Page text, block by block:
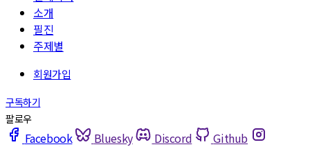
소개
필진
주제별
Facebook Bluesky Discord
Github